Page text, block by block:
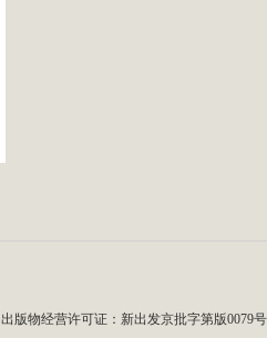
出版物经营许可证：新出发京批字第版0079号